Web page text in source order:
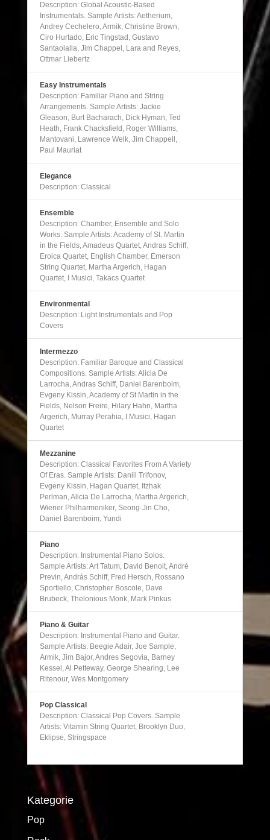
Description: Global Acoustic-Based
Instrumentals. Sample Artists: Aetherium,
Andrey Cechelero, Armik, Christine Brown,
Ciro Hurtado, Eric Tingstad, Gustavo
Santaolalla, Jim Chappel, Lara and Reyes,
Ottmar Liebertz
Easy Instrumentals
Description: Familiar Piano and String
Arrangements. Sample Artists: Jackie
Gleason, Burt Bacharach, Dick Hyman, Ted
Heath, Frank Chacksfield, Roger Williams,
Mantovani, Lawrence Welk, Jim Chappell,
Paul Mauriat
Elegance
Description: Classical
Ensemble
Description: Chamber, Ensemble and Solo
Works. Sample Artists: Academy of St. Martin
in the Fields, Amadeus Quartet, Andras Schiff,
Eroica Quartet, English Chamber, Emerson
String Quartet, Martha Argerich, Hagan
Quartet, I Musici, Takacs Quartet
Environmental
Description: Light Instrumentals and Pop
Covers
Intermezzo
Description: Familiar Baroque and Classical
Compositions. Sample Artists: Alicia De
Larrocha, Andras Schiff, Daniel Barenboim,
Evgeny Kissin, Academy of St Martin in the
Fields, Nelson Freire, Hilary Hahn, Martha
Argerich, Murray Perahia, I Musici, Hagan
Quartet
Mezzanine
Description: Classical Favorites From A Variety
Of Eras. Sample Artists: Daniil Trifonov,
Evgeny Kissin, Hagan Quartet, Itzhak
Perlman, Alicia De Larrocha, Martha Argerich,
Wiener Philharmoniker, Seong-Jin Cho,
Daniel Barenboim, Yundi
Piano
Description: Instrumental Piano Solos.
Sample Artists: Art Tatum, David Benoit, André
Previn, András Schiff, Fred Hersch, Rossano
Sportiello, Christopher Boscole, Dave
Brubeck, Thelonious Monk, Mark Pinkus
Piano & Guitar
Description: Instrumental Piano and Guitar.
Sample Artists: Beegie Adair, Joe Sample,
Armik, Jim Bajor, Andres Segovia, Barney
Kessel, Al Petteway, George Shearing, Lee
Ritenour, Wes Montgomery
Pop Classical
Description: Classical Pop Covers. Sample
Artists: Vitamin String Quartet, Brooklyn Duo,
Eklipse, Stringspace
Kategorie
Pop